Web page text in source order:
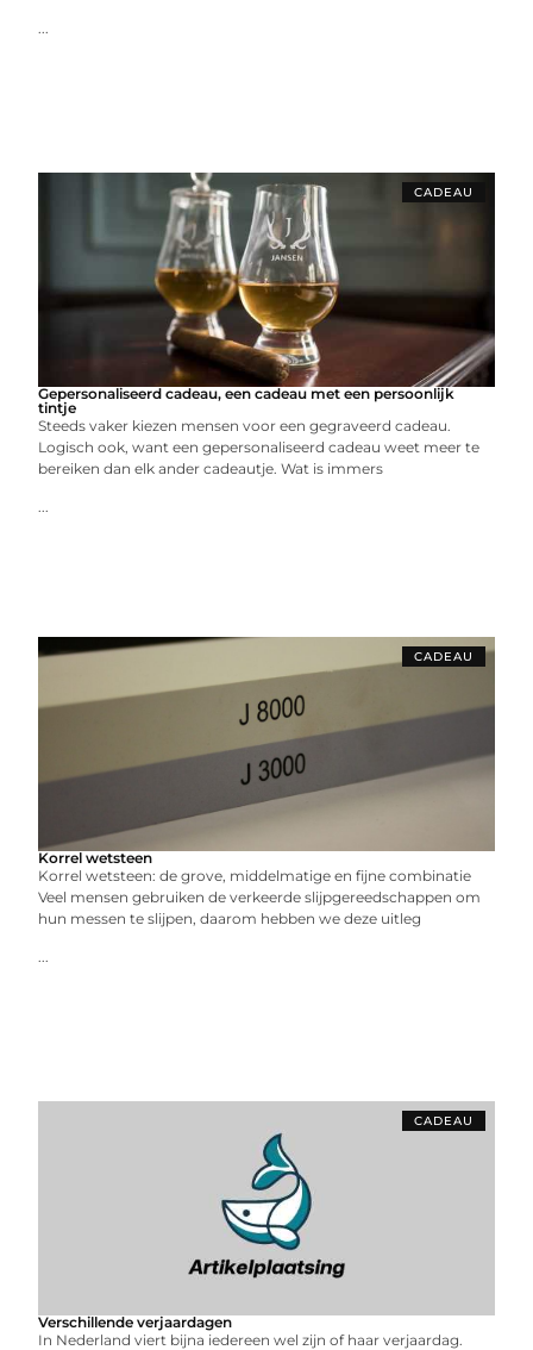
...
CADEAU
Gepersonaliseerd cadeau, een cadeau met een persoonlijk
tintje
Steeds vaker kiezen mensen voor een gegraveerd cadeau.
Logisch ook, want een gepersonaliseerd cadeau weet meer te
bereiken dan elk ander cadeautje. Wat is immers
...
CADEAU
Korrel wetsteen
Korrel wetsteen: de grove, middelmatige en fijne combinatie
Veel mensen gebruiken de verkeerde slijpgereedschappen om
hun messen te slijpen, daarom hebben we deze uitleg
...
CADEAU
Verschillende verjaardagen
In Nederland viert bijna iedereen wel zijn of haar verjaardag.